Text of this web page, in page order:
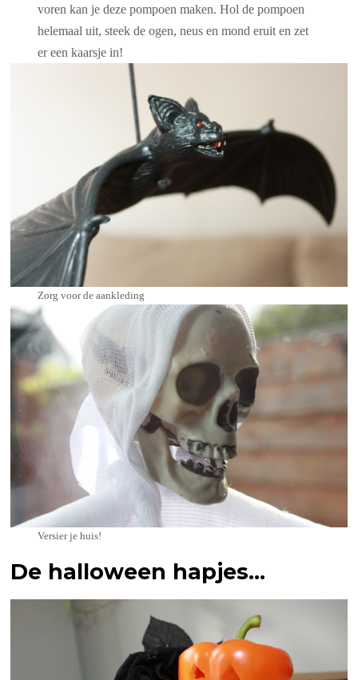
voren kan je deze pompoen maken. Hol de pompoen
helemaal uit, steek de ogen, neus en mond eruit en zet
er een kaarsje in!
Zorg voor de aankleding
Versier je huis!
De halloween hapjes…